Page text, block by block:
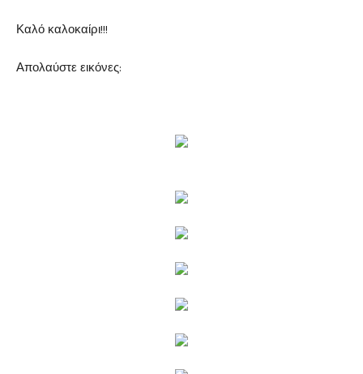
Καλό καλοκαίρι!!!
Απολαύστε εικόνες: